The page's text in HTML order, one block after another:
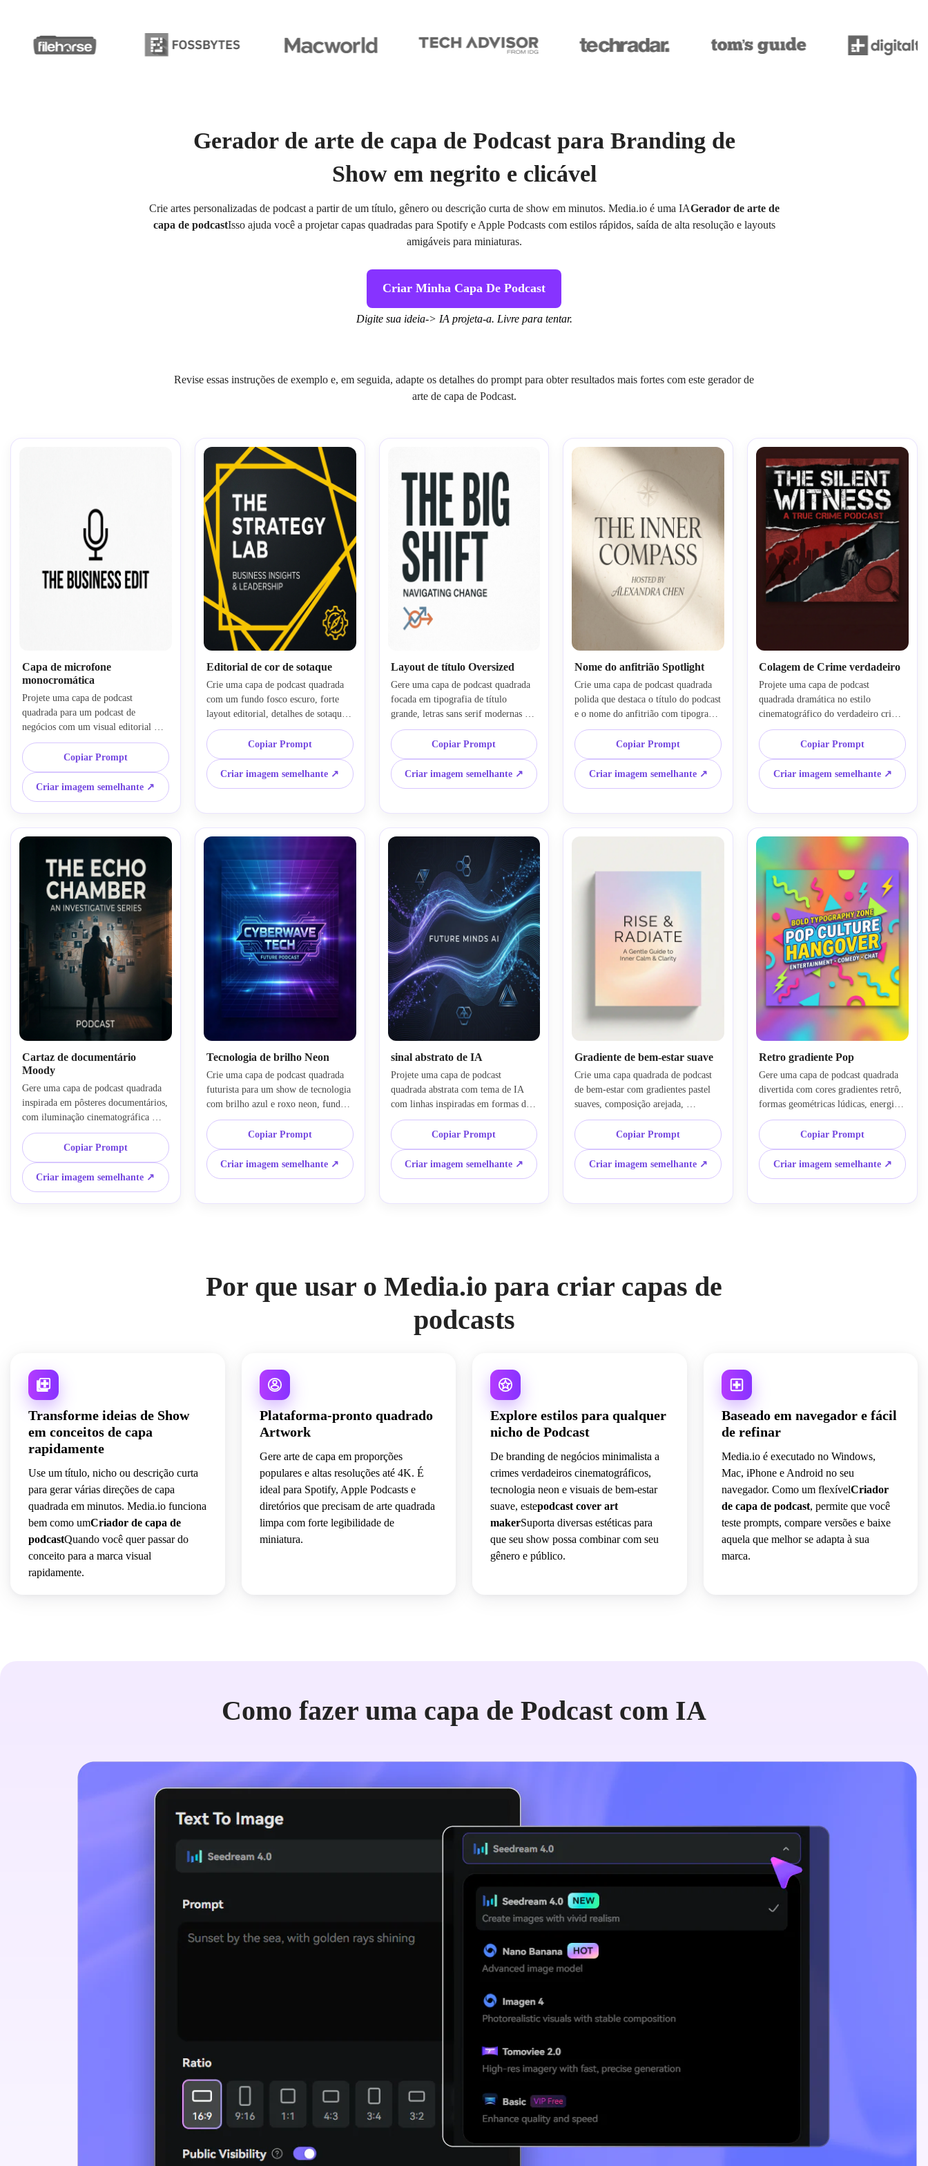
Gerador de arte de capa de Podcast para Branding de
Show em negrito e clicável
Crie artes personalizadas de podcast a partir de um título, gênero ou descrição curta de show em minutos. Media.io é uma IAGerador de arte de
capa de podcastIsso ajuda você a projetar capas quadradas para Spotify e Apple Podcasts com estilos rápidos, saída de alta resolução e layouts
amigáveis para miniaturas.
Criar Minha Capa De Podcast
Digite sua ideia-> IA projeta-a. Livre para tentar.
Revise essas instruções de exemplo e, em seguida, adapte os detalhes do prompt para obter resultados mais fortes com este gerador de
arte de capa de Podcast.
Capa de microfone
monocromática
Projete uma capa de podcast
quadrada para um podcast de
negócios com um visual editorial
minimalista, ícone de microfone
centrado, paleta em preto e branco,
alto contraste nítido, espaço negativo
generoso, área de título sans serif
ousada, textura fosca sutil, humor
profissional moderno e composição
limpa otimizada para miniaturas de
Copiar Prompt
Criar imagem semelhante ↗
Editorial de cor de sotaque
Crie uma capa de podcast quadrada
com um fundo fosco escuro, forte
layout editorial, detalhes de sotaque
amarelo ousado, marca empresarial
premium, moldura geométrica
simples, grande área segura para
títulos, espaço de tipografia sem serif
limpo, qualidade de estúdio polida e
permanece legível no Spotify e
Apple Podcasts.
Copiar Prompt
Criar imagem semelhante ↗
Layout de título Oversized
Gere uma capa de podcast quadrada
focada em tipografia de título
grande, letras sans serif modernas e
ousadas, fundo de alto contraste,
espaçamento equilibrado, motivo
gráfico mínimo, textura sutil, forte
hierarquia visual e um acabamento
comercial limpo projetado para
miniatura de podcast em feeds de
aplicativos.
Copiar Prompt
Criar imagem semelhante ↗
Nome do anfitrião Spotlight
Crie uma capa de podcast quadrada
polida que destaca o título do podcast
e o nome do anfitrião com tipografia
elegante, estilo premium de marca
pessoal, tons neutros quentes, textura
de papel sutil, composição
equilibrada, iluminação direcional
suave e um layout sofisticado que
tamanhos de miniatura.
Copiar Prompt
Criar imagem semelhante ↗
Colagem de Crime verdadeiro
Projete uma capa de podcast
quadrada dramática no estilo
cinematográfico do verdadeiro crime
com uma paleta vermelha, preta e
branca, efeitos de colagem de papel
em camadas, texturas sutis de jornal,
sombras humorosas, atmosfera de
suspense, zona de título ousada,
premium pronto para streaming que
parece atraente, mas desordenado.
Copiar Prompt
Criar imagem semelhante ↗
Cartaz de documentário
Moody
Gere uma capa de podcast quadrada
inspirada em pôsteres documentários,
com iluminação cinematográfica
escura, profundidade atmosférica,
paleta de cores contida, espaço de
tipografia moderna, textura de grão
sutil, humor de narração emocional,
composição focal equilibrada e um
visual elegante e polido adequado
Copiar Prompt
Criar imagem semelhante ↗
Tecnologia de brilho Neon
Crie uma capa de podcast quadrada
futurista para um show de tecnologia
com brilho azul e roxo neon, fundo
gradiente brilhante, grade digital
sutil, reflexos luminosos, área de
título nítida e ousada, composição
enérgica, mas desordenada, estética
cibernética moderna e alta clareza de
streaming.
Copiar Prompt
Criar imagem semelhante ↗
sinal abstrato de IA
Projete uma capa de podcast
quadrada abstrata com tema de IA
com linhas inspiradas em formas de
onda, partículas brilhantes, fundo
premium escuro, sotaques azul-
violeta frescos, elementos de marca
geométricos, espaço nítido e seguro
para títulos, trilhas de luz suaves e
funciona para programas de
Copiar Prompt
Criar imagem semelhante ↗
Gradiente de bem-estar suave
Crie uma capa quadrada de podcast
de bem-estar com gradientes pastel
suaves, composição arejada,
atmosfera calmante, espaço de
tipografia elegante e moderno, flor
leve delicada, paleta de creme e
blush suave, formas decorativas
mínimas e um acabamento suave
convidativo em aplicativos de
Copiar Prompt
Criar imagem semelhante ↗
Retro gradiente Pop
Gere uma capa de podcast quadrada
divertida com cores gradientes retrô,
formas geométricas lúdicas, energia
da cultura pop, zona de tipografia
ousada, paleta brilhante, mas
controlada, profundidade de sombra
suave, composição em camadas
limpa e um estilo visual altamente
comédia ou podcasts de cultura.
Copiar Prompt
Criar imagem semelhante ↗
Por que usar o Media.io para criar capas de
podcasts
Transforme ideias de Show
em conceitos de capa
rapidamente
Use um título, nicho ou descrição curta
para gerar várias direções de capa
quadrada em minutos. Media.io funciona
bem como umCriador de capa de
podcastQuando você quer passar do
conceito para a marca visual
rapidamente.
Plataforma-pronto quadrado
Artwork
Gere arte de capa em proporções
populares e altas resoluções até 4K. É
ideal para Spotify, Apple Podcasts e
diretórios que precisam de arte quadrada
limpa com forte legibilidade de
miniatura.
Explore estilos para qualquer
nicho de Podcast
De branding de negócios minimalista a
crimes verdadeiros cinematográficos,
tecnologia neon e visuais de bem-estar
suave, estepodcast cover art
makerSuporta diversas estéticas para
que seu show possa combinar com seu
gênero e público.
Baseado em navegador e fácil
de refinar
Media.io é executado no Windows,
Mac, iPhone e Android no seu
navegador. Como um flexívelCriador
de capa de podcast, permite que você
teste prompts, compare versões e baixe
aquela que melhor se adapta à sua
marca.
Como fazer uma capa de Podcast com IA